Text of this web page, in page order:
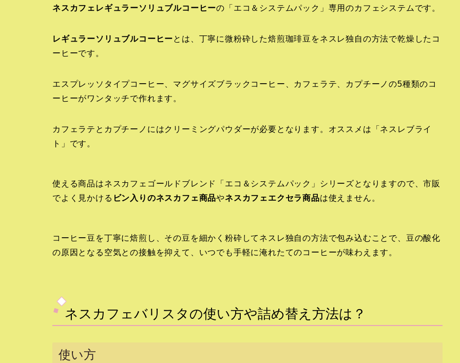
ネスカフェレギュラーソリュブルコーヒーの「エコ＆システムパック」専用のカフェシステムです。
レギュラーソリュブルコーヒーとは、丁寧に微粉砕した焙煎珈琲豆をネスレ独自の方法で乾燥したコ
ーヒーです。
エスプレッソタイプコーヒー、マグサイズブラックコーヒー、カフェラテ、カプチーノの5種類のコ
ーヒーがワンタッチで作れます。
カフェラテとカプチーノにはクリーミングパウダーが必要となります。オススメは「ネスレブライ
ト」です。
使える商品はネスカフェゴールドブレンド「エコ＆システムパック」シリーズとなりますので、市販
でよく見かける ビン入りのネスカフェ商品やネスカフェエクセラ商品は使えません。
コーヒー豆を丁寧に焙煎し、その豆を細かく粉砕してネスレ独自の方法で包み込むことで、豆の酸化
の原因となる空気との接触を抑えて、いつでも手軽に淹れたてのコーヒーが味わえます。
ネスカフェバリスタの使い方や詰め替え方法は？
使い方